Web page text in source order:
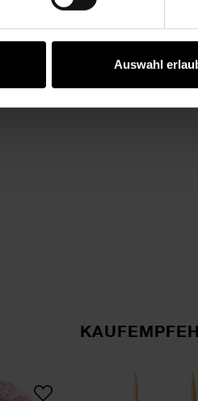
Auswahl
Chic-Unique dk